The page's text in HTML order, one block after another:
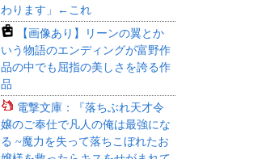
わります」←これ
【画像あり】リーンの翼とか
いう物語のエンディングが富野作
品の中でも屈指の美しさを誇る作
品
電撃文庫：『落ちぶれ天才令
嬢のご奉仕で凡人の俺は最強にな
る ~魔力を失って落ちこぼれたお